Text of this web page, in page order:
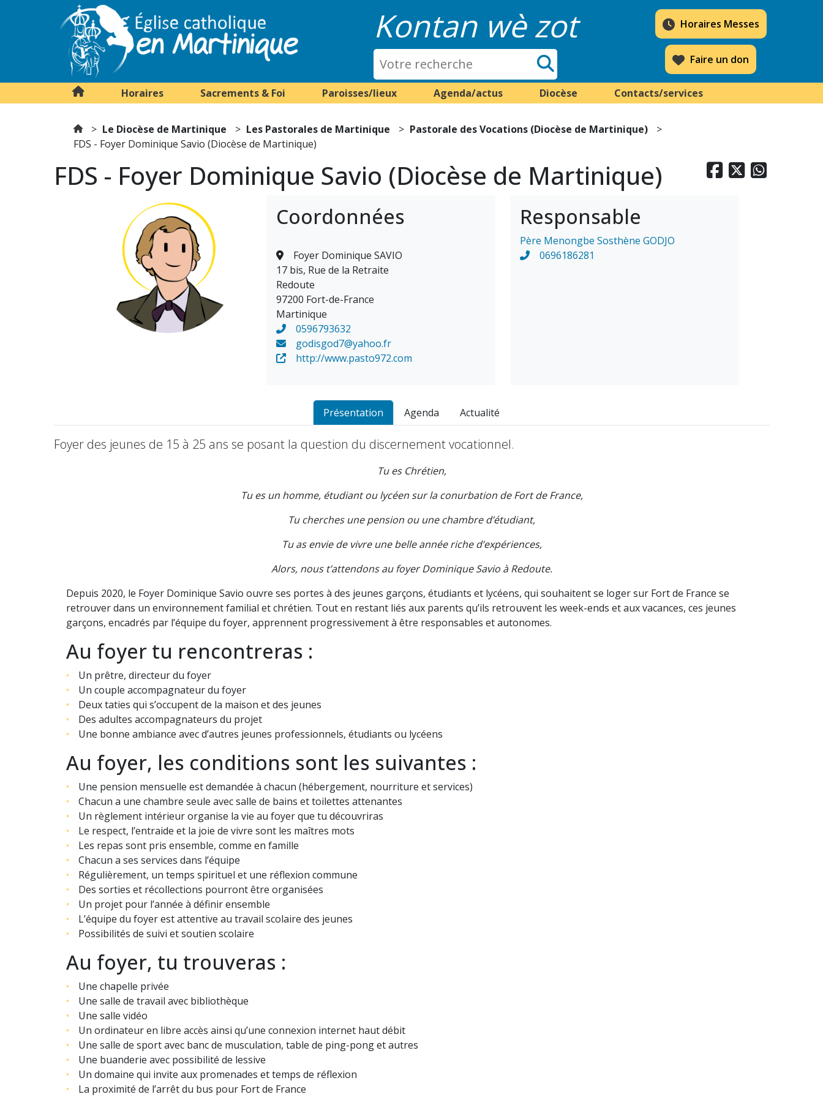
Kontan wè zot Horaires Messes
Faire un don
Horaires Sacrements & Foi Paroisses/lieux Agenda/actus Diocèse Contacts/services
Le Diocèse de Martinique Les Pastorales de Martinique
Pastorale des Vocations (Diocèse de Martinique)
FDS - Foyer Dominique Savio (Diocèse de Martinique)
  
FDS - Foyer Dominique Savio (Diocèse de Martinique)
Coordonnées
Foyer Dominique SAVIO
17 bis, Rue de la Retraite
Redoute
97200 Fort-de-France
Martinique
0596793632
godisgod7@yahoo.fr
http://www.pasto972.com
Responsable
Père Menongbe Sosthène GODJO
0696186281
Présentation Agenda Actualité
Foyer des jeunes de 15 à 25 ans se posant la question du discernement vocationnel.
Tu es Chrétien,
Tu es un homme, étudiant ou lycéen sur la conurbation de Fort de France,
Tu cherches une pension ou une chambre d’étudiant,
Tu as envie de vivre une belle année riche d’expériences,
Alors, nous t’attendons au foyer Dominique Savio à Redoute.
Depuis 2020, le Foyer Dominique Savio ouvre ses portes à des jeunes garçons, étudiants et lycéens, qui souhaitent se loger sur Fort de France se
retrouver dans un environnement familial et chrétien. Tout en restant liés aux parents qu’ils retrouvent les week-ends et aux vacances, ces jeunes
garçons, encadrés par l’équipe du foyer, apprennent progressivement à être responsables et autonomes.
Au foyer tu rencontreras :
Un prêtre, directeur du foyer
Un couple accompagnateur du foyer
Deux taties qui s’occupent de la maison et des jeunes
Des adultes accompagnateurs du projet
Une bonne ambiance avec d’autres jeunes professionnels, étudiants ou lycéens
Au foyer, les conditions sont les suivantes :
Une pension mensuelle est demandée à chacun (hébergement, nourriture et services)
Chacun a une chambre seule avec salle de bains et toilettes attenantes
Un règlement intérieur organise la vie au foyer que tu découvriras
Le respect, l’entraide et la joie de vivre sont les maîtres mots
Les repas sont pris ensemble, comme en famille
Chacun a ses services dans l’équipe
Régulièrement, un temps spirituel et une réflexion commune
Des sorties et récollections pourront être organisées
Un projet pour l’année à définir ensemble
L’équipe du foyer est attentive au travail scolaire des jeunes
Possibilités de suivi et soutien scolaire
Au foyer, tu trouveras :
Une chapelle privée
Une salle de travail avec bibliothèque
Une salle vidéo
Un ordinateur en libre accès ainsi qu’une connexion internet haut débit
Une salle de sport avec banc de musculation, table de ping-pong et autres
Une buanderie avec possibilité de lessive
Un domaine qui invite aux promenades et temps de réflexion
La proximité de l’arrêt du bus pour Fort de France